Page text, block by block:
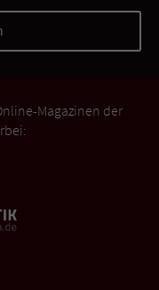
Magazinen der